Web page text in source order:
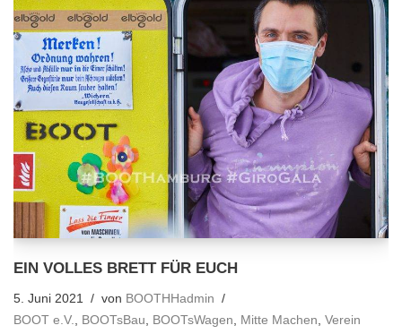
EIN VOLLES BRETT FÜR EUCH
5. Juni 2021 von BOOTHHadmin
BOOT e.V., BOOTsBau, BOOTsWagen, Mitte Machen, Verein